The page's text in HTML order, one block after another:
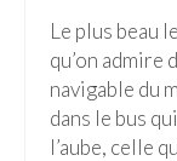
Baie
Hanoi
Hué
Le plus beau
qu’on admire
navigable du
dans le bus
l’aube, celle